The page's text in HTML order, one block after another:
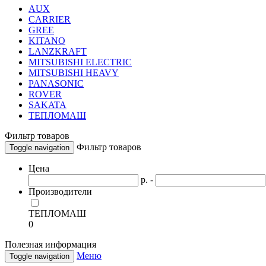
AUX
CARRIER
GREE
KITANO
LANZKRAFT
MITSUBISHI ELECTRIC
MITSUBISHI HEAVY
PANASONIC
ROVER
SAKATA
ТЕПЛОМАШ
Фильтр товаров
Toggle navigation Фильтр товаров
Цена
р. -
Производители
ТЕПЛОМАШ
0
Полезная информация
Toggle navigation Меню